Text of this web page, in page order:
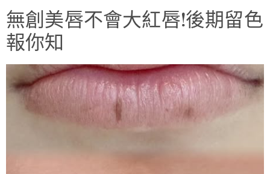
無創美唇不會大紅唇!後期留色
報你知